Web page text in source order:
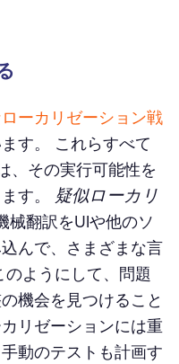
ーカリゼーション戦
す。 これらすべて
、その実行可能性を
す。 疑似ローカリ
械翻訳をUIや他のソ
んで、さまざまな言
ようにして、問題
機会を見つけること
リゼーションには重
動のテストも計画す